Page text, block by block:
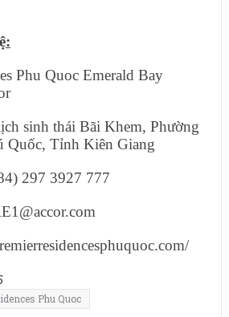
Phu Quoc Emerald Bay
sinh thái Bãi Khem, Phường
Quốc, Tỉnh Kiên Giang
297 3927 777
Phu Quoc